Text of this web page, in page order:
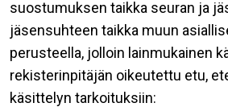
suostumuksen taikka seuran ja
jäsensuhteen taikka muun
perusteella, jolloin lainmukainen
rekisterinpitäjän oikeutettu etu,
käsittelyn tarkoituksiin: